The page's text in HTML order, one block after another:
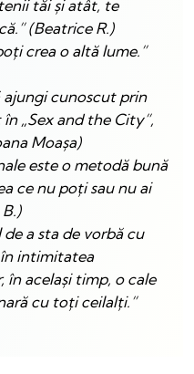
tăi și atât, te
(Beatrice R.)
crea o altă lume.”
ajungi cunoscut prin
„Sex and the City”,
Moașa)
este o metodă bună
ce nu poți sau nu ai
de a sta de vorbă cu
în intimitatea
același timp, o cale
cu toți ceilalți.”